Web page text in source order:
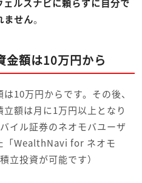
ルスナビに頼らずに自分で
ません。
金額は10万円から
10万円からです。その後、
額は月に1万円以上となり
イル証券のネオモバユーザ
「WealthNavi for ネオモ
立投資が可能です）